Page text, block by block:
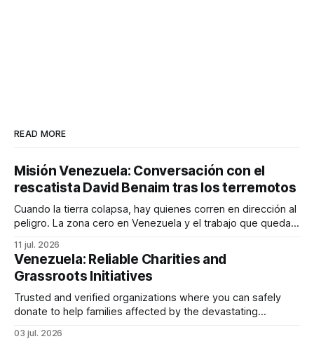
READ MORE
Misión Venezuela: Conversación con el
rescatista David Benaim tras los terremotos
Cuando la tierra colapsa, hay quienes corren en dirección al
peligro. La zona cero en Venezuela y el trabajo que queda
11 jul. 2026
Venezuela: Reliable Charities and
Grassroots Initiatives
Trusted and verified organizations where you can safely
donate to help families affected by the devastating
03 jul. 2026